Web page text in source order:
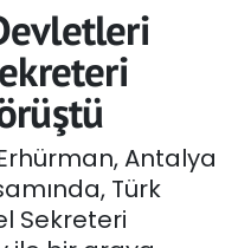
Antalya
Türk
Sekreteri